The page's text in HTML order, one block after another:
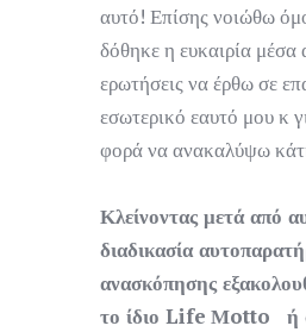
αυτό! Επίσης νοιώθω
δόθηκε η ευκαιρία μέσα
ερωτήσεις να έρθω σε
εσωτερικό εαυτό μου κ
φορά να ανακαλύψω
Κλείνοντας μετά από
διαδικασία
ανασκόπησης
το ίδιο Life Μotto
ή